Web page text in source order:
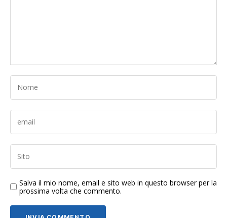
Salva il mio nome, email e sito web in questo browser per la
prossima volta che commento.